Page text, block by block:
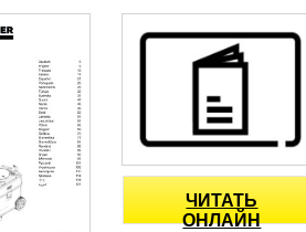
ЧИТАТЬ
ОНЛАЙН